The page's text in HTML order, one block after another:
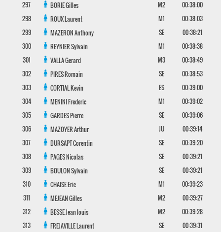
297
BORIEGilles M2
00:38:00
298
ROUXLaurent M1
00:38:03
299
MAZERONAnthony SE
00:38:21
300
REYNIERSylvain M1
00:38:38
301
VALLAGerard M3
00:38:49
302
PIRESRomain SE
00:38:53
303
CORTIALKevin ES
00:39:00
304
MENINIFrederic M1
00:39:02
305
GARDESPierre SE
00:39:06
306
MAZOYERArthur JU
00:39:14
307
DURSAPTCorentin SE
00:39:20
308
PAGESNicolas SE
00:39:21
309
BOULONSylvain SE
00:39:21
310
CHAISEEric M1
00:39:23
311
MEJEANGilles M2
00:39:27
312
BESSEJean louis M2
00:39:28
313
FREJAVILLELaurent SE
00:39:31